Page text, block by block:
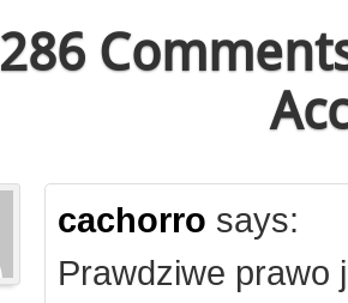
286
cachorro says:
Prawdziwe prawo